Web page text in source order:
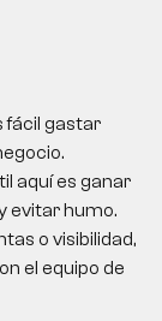
fácil gastar
aquí es ganar
evitar humo.
o visibilidad,
el equipo de